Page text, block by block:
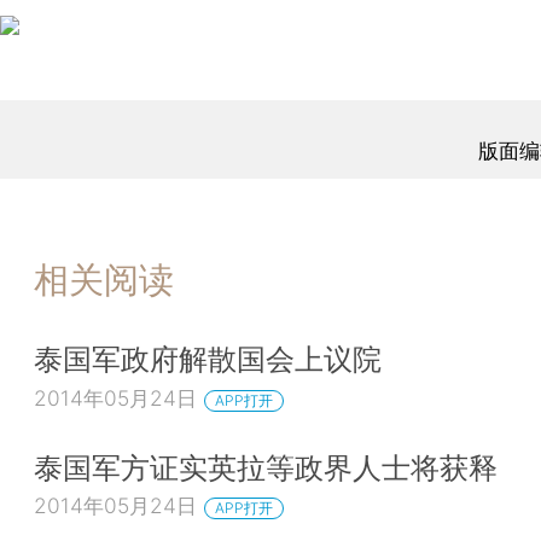
版面
相关阅读
泰国军政府解散国会上议院
2014年05月24日 APP打开
泰国军方证实英拉等政界人士将获释
2014年05月24日 APP打开